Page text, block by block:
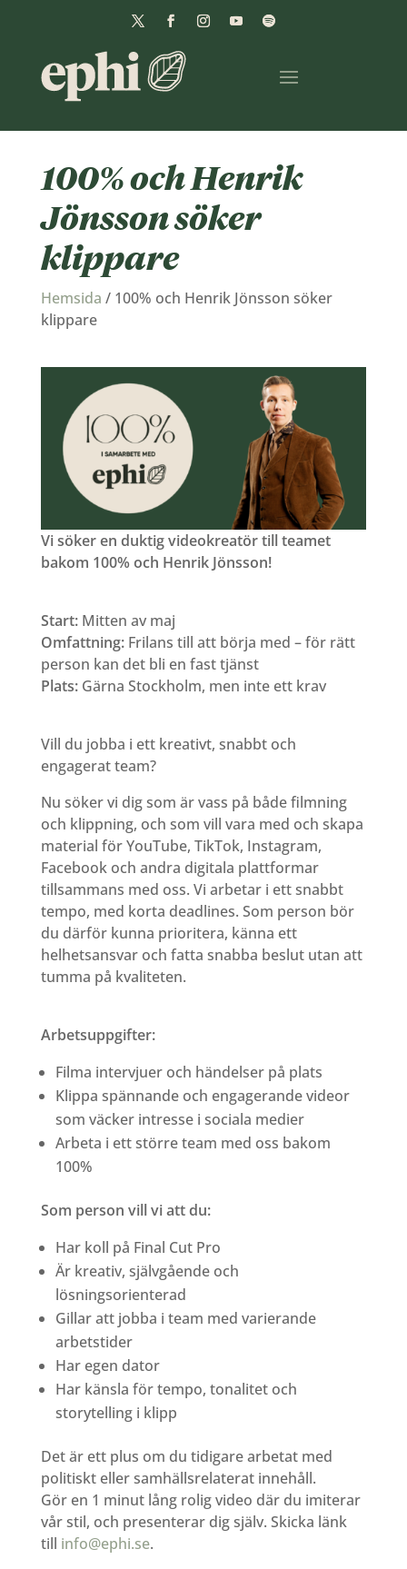
100% och Henrik
Jönsson söker
klippare
Hemsida / 100% och Henrik Jönsson söker
klippare
Vi söker en duktig videokreatör till teamet
bakom 100% och Henrik Jönsson!
Start:Mitten av maj
Omfattning:Frilans till att börja med – för rätt
person kan det bli en fast tjänst
Plats:Gärna Stockholm, men inte ett krav
Vill du jobba i ett kreativt, snabbt och
engagerat team?
Nu söker vi dig som är vass på både filmning
och klippning, och som vill vara med och skapa
material för YouTube, TikTok, Instagram,
Facebook och andra digitala plattformar
tillsammans med oss. Vi arbetar i ett snabbt
tempo, med korta deadlines. Som person bör
du därför kunna prioritera, känna ett
helhetsansvar och fatta snabba beslut utan att
tumma på kvaliteten.
Arbetsuppgifter:
Filma intervjuer och händelser på plats
Klippa spännande och engagerande videor
som väcker intresse i sociala medier
Arbeta i ett större team med oss bakom
100%
Som person vill vi att du:
Har koll på Final Cut Pro
Är kreativ, självgående och
lösningsorienterad
Gillar att jobba i team med varierande
arbetstider
Har egen dator
Har känsla för tempo, tonalitet och
storytelling i klipp
Det är ett plus om du tidigare arbetat med
politiskt eller samhällsrelaterat innehåll.
Gör en 1 minut lång rolig video där du imiterar
vår stil, och presenterar dig själv. Skicka länk
till info@ephi.se.